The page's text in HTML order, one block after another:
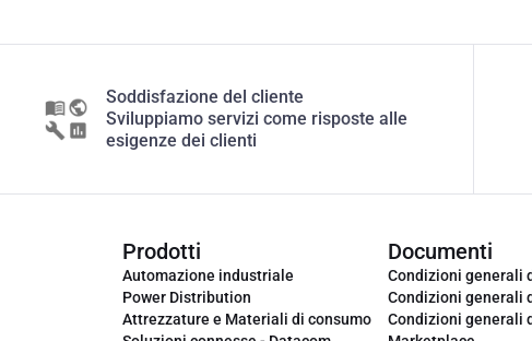
Soddisfazione del cliente
Sviluppiamo servizi come risposte alle
esigenze dei clienti
Prodotti
Automazione industriale
Power Distribution
Attrezzature e Materiali di consumo
Documenti
Condizioni generali
Condizioni generali
Condizioni generali